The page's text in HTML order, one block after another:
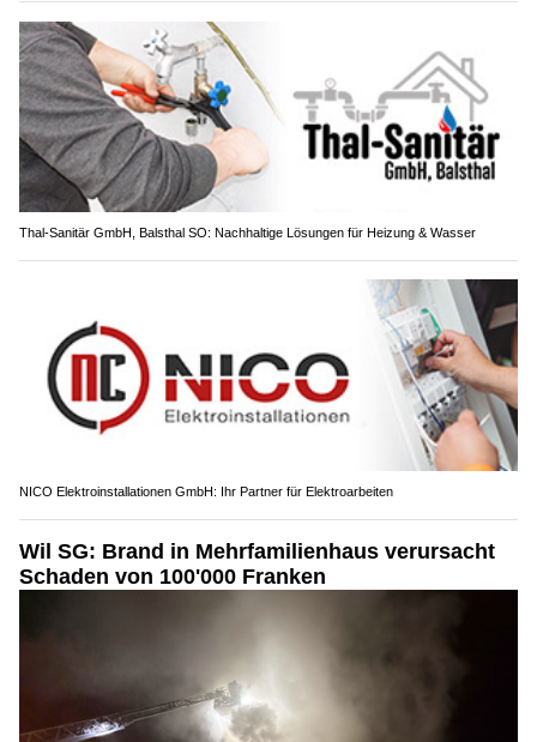
Thal-Sanitär GmbH, Balsthal SO: Nachhaltige Lösungen für Heizung & Wasser
NICO Elektroinstallationen GmbH: Ihr Partner für Elektroarbeiten
Wil SG: Brand in Mehrfamilienhaus verursacht
Schaden von 100'000 Franken